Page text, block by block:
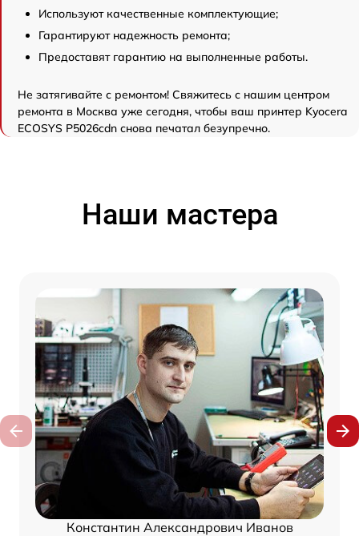
Используют качественные комплектующие;
Гарантируют надежность ремонта;
Предоставят гарантию на выполненные работы.
Не затягивайте с ремонтом! Свяжитесь с нашим центром
ремонта в Москва уже сегодня, чтобы ваш принтер Kyocera
ECOSYS P5026cdn снова печатал безупречно.
Наши мастера
Константин Александрович Иванов